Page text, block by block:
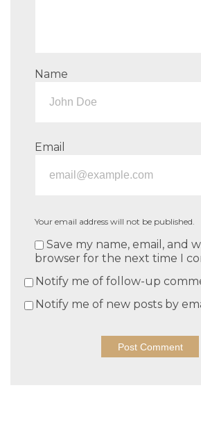
Name
Email
Your email address will not be published.
Save my name, email, and
browser for the next time I
Notify me of follow-up
Notify me of new posts by